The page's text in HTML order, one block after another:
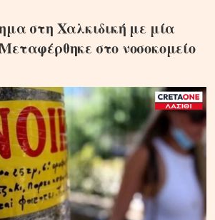
στη Χαλκιδική με μία
στο νοσοκομείο